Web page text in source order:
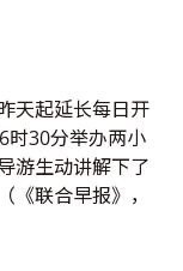
天起延长每日开
时30分举办两小
游生动讲解下了
联合早报》，